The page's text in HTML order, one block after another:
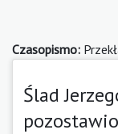
Czasopismo:
Ślad